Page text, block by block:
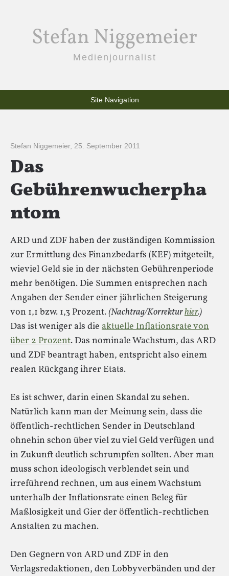
Stefan Niggemeier
Medienjournalist
Site Navigation
Stefan Niggemeier, 25. September 2011
Das
Gebührenwucherpha
ntom
ARD und ZDF haben der zuständigen Kommission
zur Ermittlung des Finanzbedarfs (KEF) mitgeteilt,
wieviel Geld sie in der nächsten Gebührenperiode
mehr benötigen. Die Summen entsprechen nach
Angaben der Sender einer jährlichen Steigerung
von 1,1 bzw. 1,3 Prozent.(Nachtrag/Korrekturhier.)
Das ist weniger als die aktuelle Inflationsrate von
über 2 Prozent. Das nominale Wachstum, das ARD
und ZDF beantragt haben, entspricht also einem
realen Rückgang ihrer Etats.
Es ist schwer, darin einen Skandal zu sehen.
Natürlich kann man der Meinung sein, dass die
öffentlich-rechtlichen Sender in Deutschland
ohnehin schon über viel zu viel Geld verfügen und
in Zukunft deutlich schrumpfen sollten. Aber man
muss schon ideologisch verblendet sein und
irreführend rechnen, um aus einem Wachstum
unterhalb der Inflationsrate einen Beleg für
Maßlosigkeit und Gier der öffentlich-rechtlichen
Anstalten zu machen.
Den Gegnern von ARD und ZDF in den
Verlagsredaktionen, den Lobbyverbänden und der